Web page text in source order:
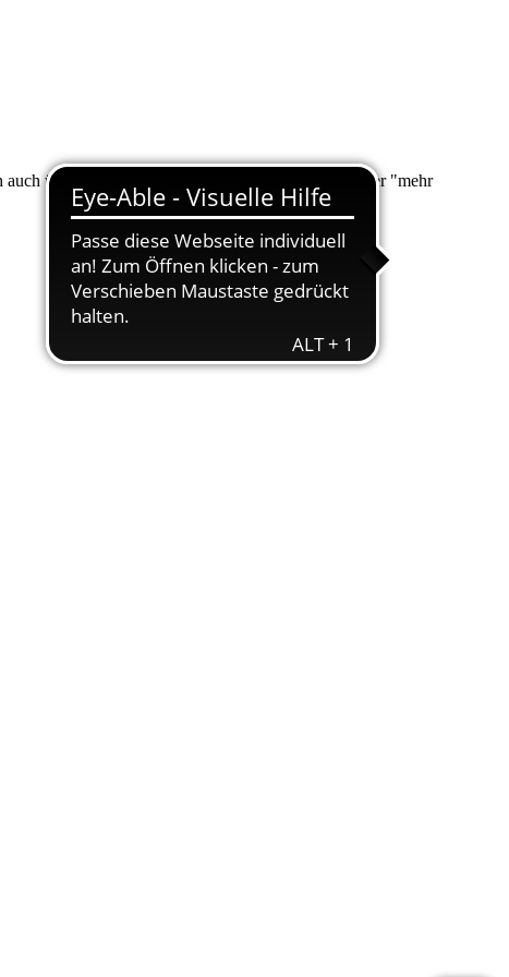
über "Suche" nach Ihrem Anliegen suchen. Unter "mehr